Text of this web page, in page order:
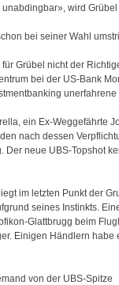
wird
bei seiner Wahl
für Grübel nicht der
bei der US-Bank
ein Ex-Weggefährte
nach dessen
Der neue UBS-Topshot
im letzten Punkt der
seines Instinkts.
Glattbrugg beim
Einigen Händlern
von der UBS-Spitze